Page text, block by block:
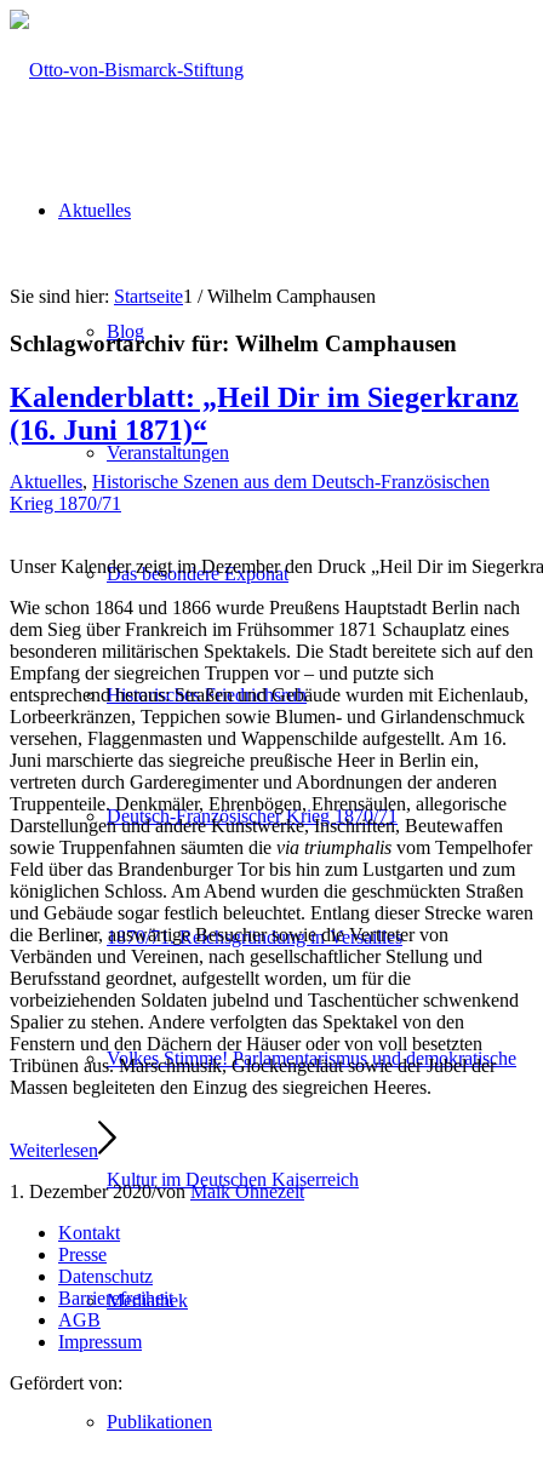
Aktuelles
Blog
Veranstaltungen
Das besondere Exponat
Historisches Friedrichsruh
Deutsch-Französischer Krieg 1870/71
1870/71. Reichsgründung in Versailles
Volkes Stimme! Parlamentarismus und demokratische
Kultur im Deutschen Kaiserreich
Mediathek
Publikationen
Sie sind hier: Startseite1 / Wilhelm Camphausen
Schlagwortarchiv für: Wilhelm Camphausen
Kalenderblatt: „Heil Dir im Siegerkranz
(16. Juni 1871)“
Aktuelles, Historische Szenen aus dem Deutsch-Französischen
Krieg 1870/71
Unser Kalender zeigt im Dezember den Druck „Heil Dir im
Wie schon 1864 und 1866 wurde Preußens Hauptstadt Berlin nach
dem Sieg über Frankreich im Frühsommer 1871 Schauplatz eines
besonderen militärischen Spektakels. Die Stadt bereitete sich auf den
Empfang der siegreichen Truppen vor – und putzte sich
entsprechend heraus: Straßen und Gebäude wurden mit Eichenlaub,
Lorbeerkränzen, Teppichen sowie Blumen- und Girlandenschmuck
versehen, Flaggenmasten und Wappenschilde aufgestellt. Am 16.
Juni marschierte das siegreiche preußische Heer in Berlin ein,
vertreten durch Garderegimenter und Abordnungen der anderen
Truppenteile. Denkmäler, Ehrenbögen, Ehrensäulen, allegorische
Darstellungen und andere Kunstwerke, Inschriften, Beutewaffen
sowie Truppenfahnen säumten die via triumphalis vom Tempelhofer
Feld über das Brandenburger Tor bis hin zum Lustgarten und zum
königlichen Schloss. Am Abend wurden die geschmückten Straßen
und Gebäude sogar festlich beleuchtet. Entlang dieser Strecke waren
die Berliner, auswärtige Besucher sowie die Vertreter von
Verbänden und Vereinen, nach gesellschaftlicher Stellung und
Berufsstand geordnet, aufgestellt worden, um für die
vorbeiziehenden Soldaten jubelnd und Taschentücher schwenkend
Spalier zu stehen. Andere verfolgten das Spektakel von den
Fenstern und den Dächern der Häuser oder von voll besetzten
Tribünen aus. Marschmusik, Glockengeläut sowie der Jubel der
Massen begleiteten den Einzug des siegreichen Heeres.
Weiterlesen
1. Dezember 2020/vonMaik Ohnezeit
Kontakt
Presse
Datenschutz
Barrierefreiheit
AGB
Impressum
Gefördert von: